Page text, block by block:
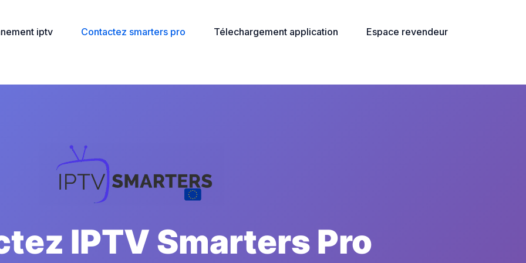
iptv Contactez smarters pro Télechargement application Espace revendeur
IPTV Smarters Pro